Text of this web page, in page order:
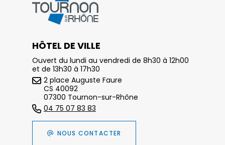
HÔTEL DE VILLE
Ouvert du lundi au vendredi de 8h30 à 12h00
et de 13h30 à 17h30
2 place Auguste Faure
CS 40092
07300 Tournon-sur-Rhône
04 75 07 83 83
NOUS CONTACTER